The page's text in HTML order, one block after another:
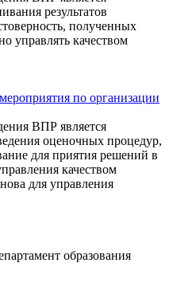
результатов
полученных
управлять качеством
по организации
ВПР является
оценочных процедур,
для приятия решений в
качеством
для управления
образования